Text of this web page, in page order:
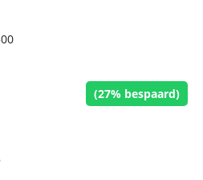
(27% bespaard)